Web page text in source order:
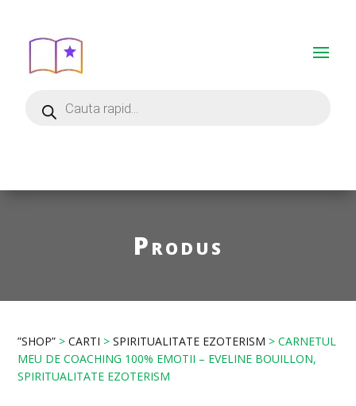
Produs
”SHOP” >CARTI >SPIRITUALITATE EZOTERISM > CARNETUL
MEU DE COACHING 100% EMOTII – EVELINE BOUILLON,
SPIRITUALITATE EZOTERISM